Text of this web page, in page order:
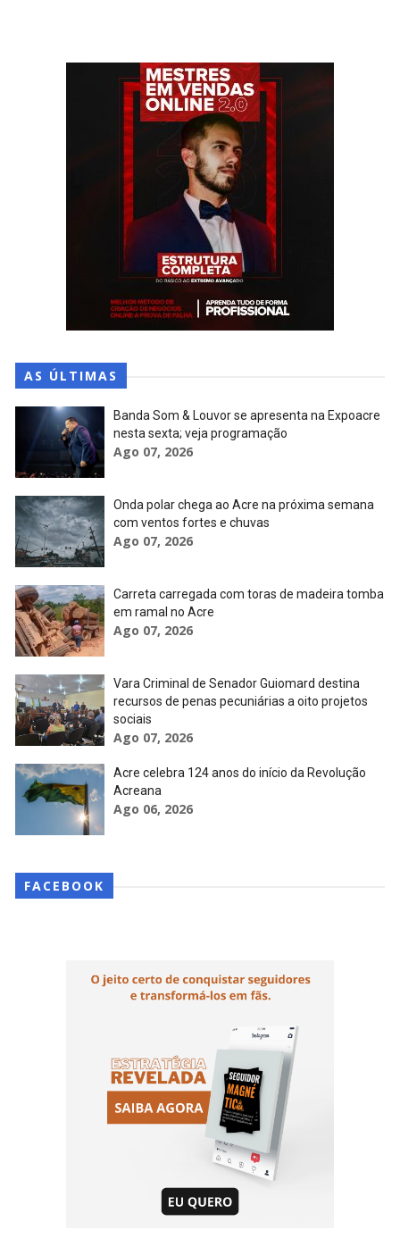
AS ÚLTIMAS
Banda Som & Louvor se apresenta na Expoacre
nesta sexta; veja programação
Ago 07, 2026
Onda polar chega ao Acre na próxima semana
com ventos fortes e chuvas
Ago 07, 2026
Carreta carregada com toras de madeira tomba
em ramal no Acre
Ago 07, 2026
Vara Criminal de Senador Guiomard destina
recursos de penas pecuniárias a oito projetos
sociais
Ago 07, 2026
Acre celebra 124 anos do início da Revolução
Acreana
Ago 06, 2026
FACEBOOK